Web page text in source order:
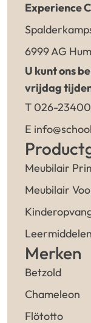
Experience
6999 AG
U kunt ons
vrijdag
T 026-
E
Meubilair
Meubilair
Leermiddelen
Merken
Betzold
Chameleon
Flötotto